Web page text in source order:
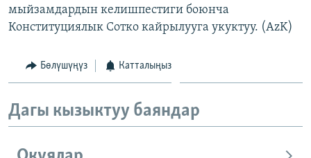
мыйзамдардын келишпестиги боюнча
Конституциялык Сотко кайрылууга укуктуу. (AzK)
Бөлүшүңүз Катталыңыз
Дагы кызыктуу баяндар